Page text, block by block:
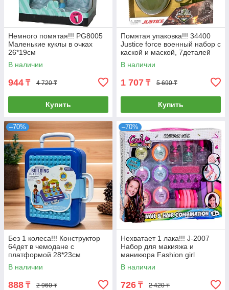
Немного помятая!!! PG8005
Маленькие куклы в очках
26*19см
В наличии
944 ₸ 4 720 ₸
Купить
Помятая упаковка!!! 34400
Justice force военный набор с
каской и маской, 7деталей
47*38см
В наличии
1 707 ₸ 5 690 ₸
Купить
–70%
Без 1 колеса!!! Конструктор
64дет в чемодане с
платформой 28*23см
В наличии
888 ₸ 2 960 ₸
–70%
Нехватает 1 лака!!! J-2007
Набор для макияжа и
маникюра Fashion girl
30*26см
В наличии
726 ₸ 2 420 ₸